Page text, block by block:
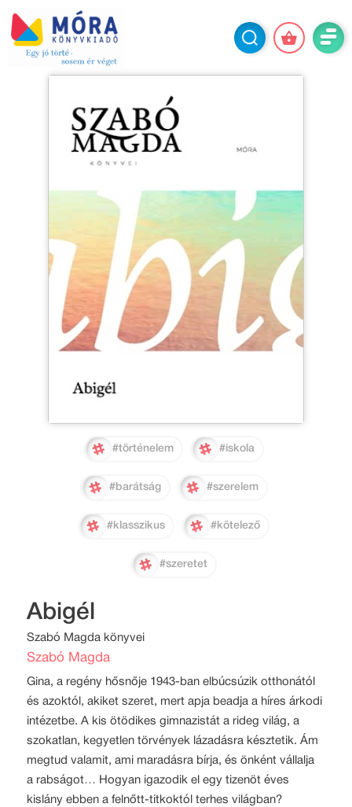
#történelem #iskola
#barátság #szerelem
#klasszikus #kötelező
#szeretet
Abigél
Szabó Magda könyvei
Szabó Magda
Gina, a regény hősnője 1943-ban elbúcsúzik otthonától
és azoktól, akiket szeret, mert apja beadja a híres árkodi
intézetbe. A kis ötödikes gimnazistát a rideg világ, a
szokatlan, kegyetlen törvények lázadásra késztetik. Ám
megtud valamit, ami maradásra bírja, és önként vállalja
a rabságot… Hogyan igazodik el egy tizenöt éves
kislány ebben a felnőtt-titkoktól terhes világban?